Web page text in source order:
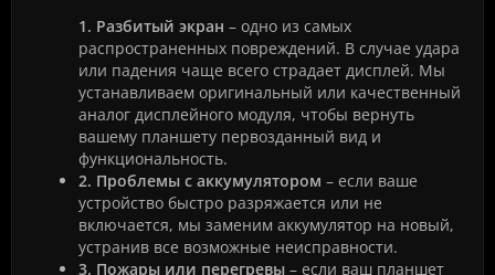
1. Разбитый экран – одно из самых
распространенных повреждений. В случае удара
или падения чаще всего страдает дисплей. Мы
устанавливаем оригинальный или качественный
аналог дисплейного модуля, чтобы вернуть
вашему планшету первозданный вид и
функциональность.
2. Проблемы с аккумулятором – если ваше
устройство быстро разряжается или не
включается, мы заменим аккумулятор на новый,
устранив все возможные неисправности.
3. Пожары или перегревы – если ваш планшет